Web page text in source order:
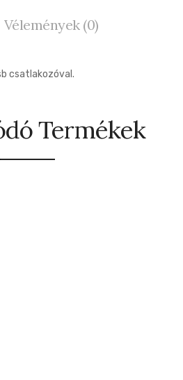
Vélemények (0)
csatlakozóval.
Termékek